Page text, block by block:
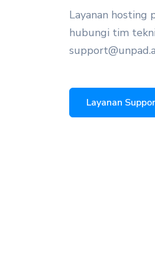
Layanan hosting
hubungi tim
Layanan